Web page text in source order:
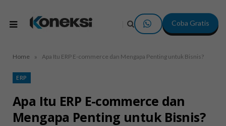
Coba Gratis
Home » Apa Itu ERP E-commerce dan Mengapa Penting untuk Bisnis?
ERP
Apa Itu ERP E-commerce dan
Mengapa Penting untuk Bisnis?